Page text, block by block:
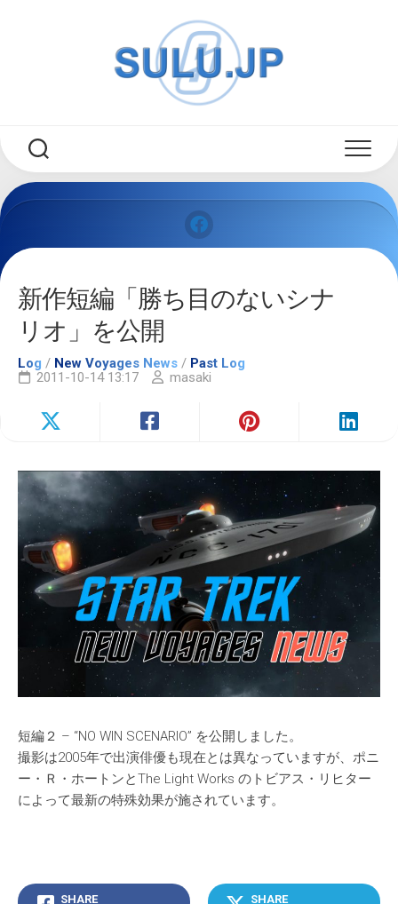
新作短編「勝ち目のないシナ
リオ」を公開
Log / New Voyages News / Past Log
2011-10-14 13:17
masaki
短編２ – “NO WIN SCENARIO” を公開しました。
撮影は2005年で出演俳優も現在とは異なっていますが、ポニ
ー・Ｒ・ホートンとThe Light Works のトビアス・リヒター
によって最新の特殊効果が施されています。
SHARE SHARE